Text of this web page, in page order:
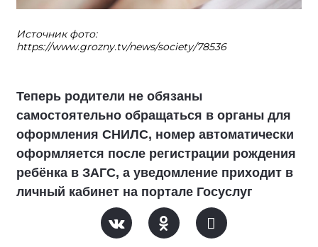
Источник фото:
https://www.grozny.tv/news/society/78536
Теперь родители не обязаны
самостоятельно обращаться в органы для
оформления СНИЛС, номер автоматически
оформляется после регистрации рождения
ребёнка в ЗАГС, а уведомление приходит в
личный кабинет на портале Госуслуг